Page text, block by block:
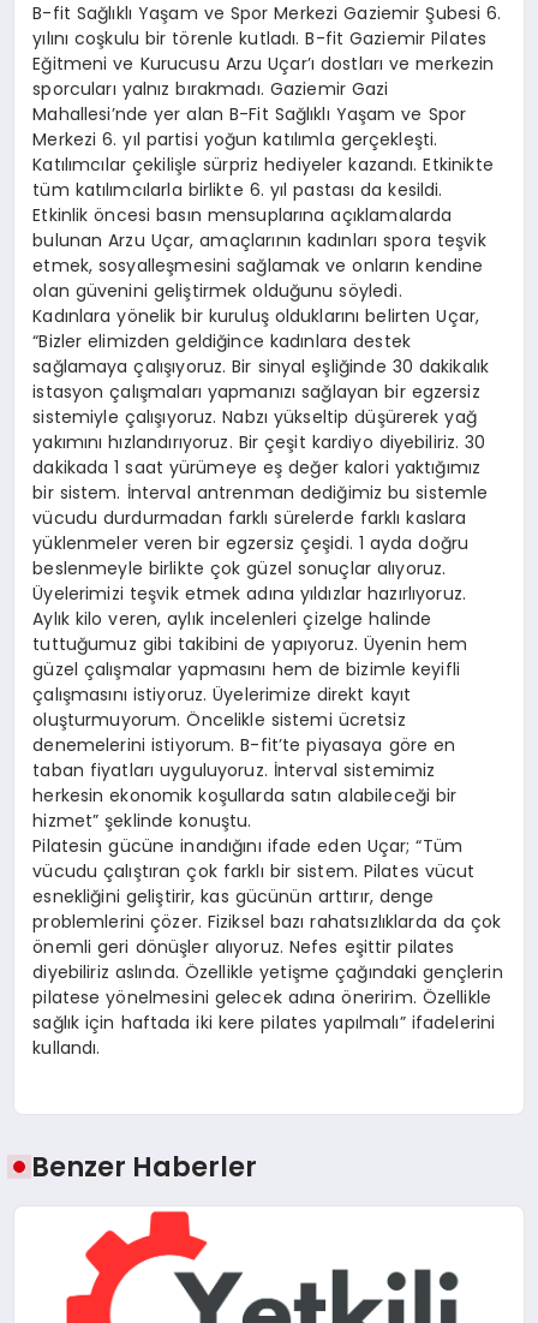
B-fit Sağlıklı Yaşam ve Spor Merkezi Gaziemir Şubesi 6.
yılını coşkulu bir törenle kutladı. B-fit Gaziemir Pilates
Eğitmeni ve Kurucusu Arzu Uçar’ı dostları ve merkezin
sporcuları yalnız bırakmadı. Gaziemir Gazi
Mahallesi’nde yer alan B-Fit Sağlıklı Yaşam ve Spor
Merkezi 6. yıl partisi yoğun katılımla gerçekleşti.
Katılımcılar çekilişle sürpriz hediyeler kazandı. Etkinikte
tüm katılımcılarla birlikte 6. yıl pastası da kesildi.
Etkinlik öncesi basın mensuplarına açıklamalarda
bulunan Arzu Uçar, amaçlarının kadınları spora teşvik
etmek, sosyalleşmesini sağlamak ve onların kendine
olan güvenini geliştirmek olduğunu söyledi.
Kadınlara yönelik bir kuruluş olduklarını belirten Uçar,
“Bizler elimizden geldiğince kadınlara destek
sağlamaya çalışıyoruz. Bir sinyal eşliğinde 30 dakikalık
istasyon çalışmaları yapmanızı sağlayan bir egzersiz
sistemiyle çalışıyoruz. Nabzı yükseltip düşürerek yağ
yakımını hızlandırıyoruz. Bir çeşit kardiyo diyebiliriz. 30
dakikada 1 saat yürümeye eş değer kalori yaktığımız
bir sistem. İnterval antrenman dediğimiz bu sistemle
vücudu durdurmadan farklı sürelerde farklı kaslara
yüklenmeler veren bir egzersiz çeşidi. 1 ayda doğru
beslenmeyle birlikte çok güzel sonuçlar alıyoruz.
Üyelerimizi teşvik etmek adına yıldızlar hazırlıyoruz.
Aylık kilo veren, aylık incelenleri çizelge halinde
tuttuğumuz gibi takibini de yapıyoruz. Üyenin hem
güzel çalışmalar yapmasını hem de bizimle keyifli
çalışmasını istiyoruz. Üyelerimize direkt kayıt
oluşturmuyorum. Öncelikle sistemi ücretsiz
denemelerini istiyorum. B-fit’te piyasaya göre en
taban fiyatları uyguluyoruz. İnterval sistemimiz
herkesin ekonomik koşullarda satın alabileceği bir
hizmet” şeklinde konuştu.
Pilatesin gücüne inandığını ifade eden Uçar; “Tüm
vücudu çalıştıran çok farklı bir sistem. Pilates vücut
esnekliğini geliştirir, kas gücünün arttırır, denge
problemlerini çözer. Fiziksel bazı rahatsızlıklarda da çok
önemli geri dönüşler alıyoruz. Nefes eşittir pilates
diyebiliriz aslında. Özellikle yetişme çağındaki gençlerin
pilatese yönelmesini gelecek adına öneririm. Özellikle
sağlık için haftada iki kere pilates yapılmalı” ifadelerini
kullandı.
Benzer Haberler